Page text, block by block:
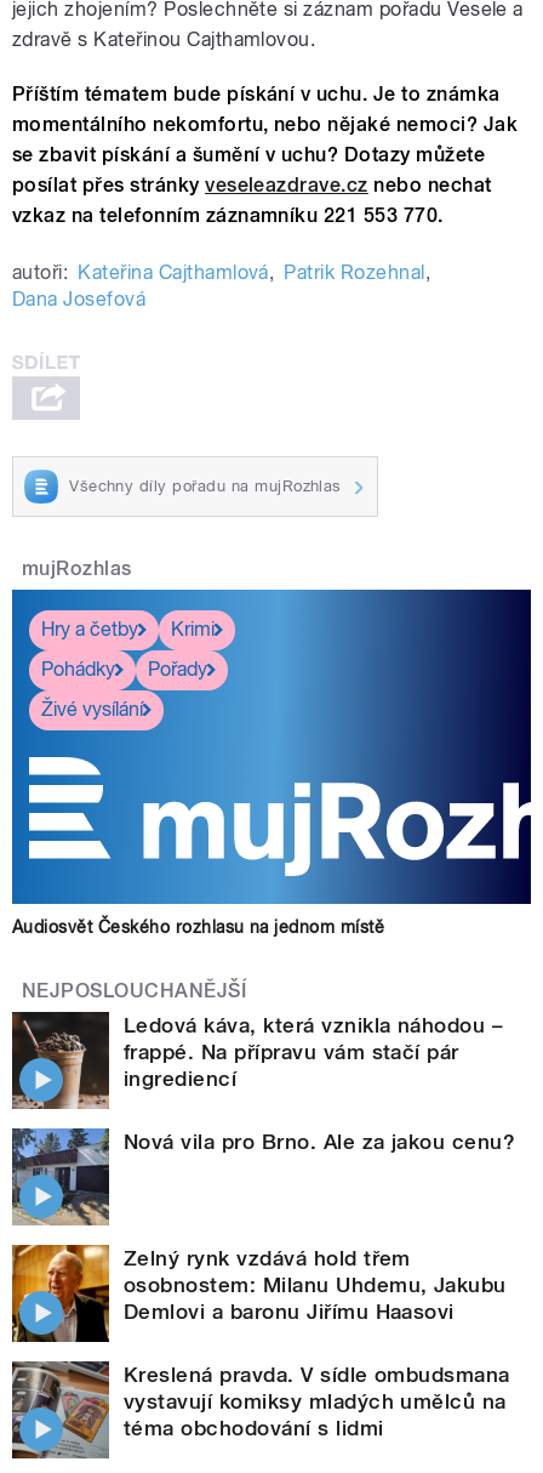
jejich zhojením? Poslechněte si záznam pořadu Vesele a
zdravě s Kateřinou Cajthamlovou.
Příštím tématem bude pískání v uchu. Je to známka
momentálního nekomfortu, nebo nějaké nemoci? Jak
se zbavit pískání a šumění v uchu? Dotazy můžete
posílat přes stránkyveseleazdrave.cz nebo nechat
vzkaz na telefonním záznamníku 221 553 770.
autoři: Kateřina Cajthamlová, Patrik Rozehnal,
Dana Josefová
Všechny díly pořadu na mujRozhlas
mujRozhlas
Hry a četby
Krimi
Pohádky
Pořady
Živé vysílání
Audiosvět Českého rozhlasu na jednom místě
NEJPOSLOUCHANĚJŠÍ
Ledová káva, která vznikla náhodou –
frappé. Na přípravu vám stačí pár
ingrediencí
Nová vila pro Brno. Ale za jakou cenu?
Zelný rynk vzdává hold třem
osobnostem: Milanu Uhdemu, Jakubu
Demlovi a baronu Jiřímu Haasovi
Kreslená pravda. V sídle ombudsmana
vystavují komiksy mladých umělců na
téma obchodování s lidmi